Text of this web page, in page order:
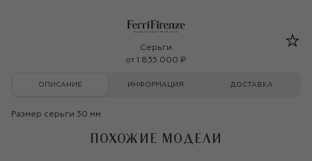
FerriFirenze
Серьги
от 1 835 000 ₽
ОПИСАНИЕ ИНФОРМАЦИЯ ДОСТАВКА
Размер серьги 30 мм
ПОХОЖИЕ МОДЕЛИ